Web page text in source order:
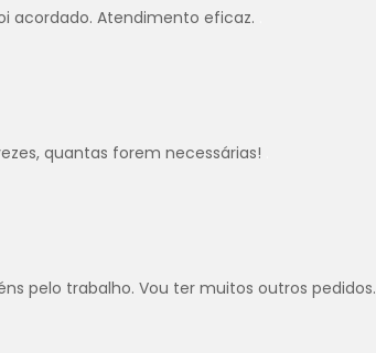
acordado. Atendimento eficaz.
quantas forem necessárias!
pelo trabalho. Vou ter muitos outros pedidos.